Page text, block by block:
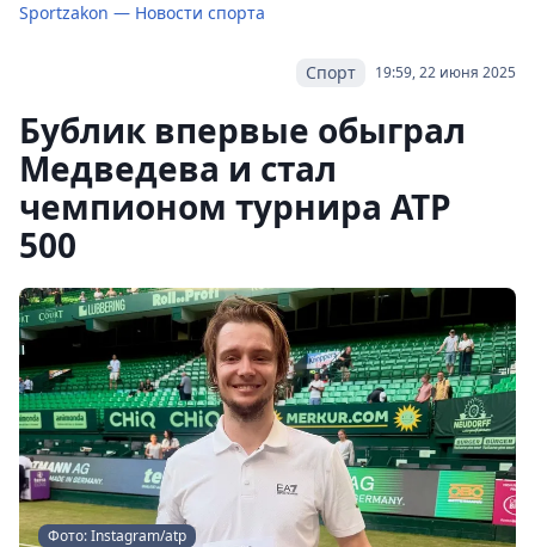
Sportzakon — Новости спорта
19:59, 22 июня 2025
Спорт
Бублик впервые обыграл
Медведева и стал
чемпионом турнира ATP
500
Фото: Instagram/atp